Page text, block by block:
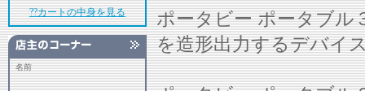
??カートの中身を見る
名前
ポータビー ポータブル
を造形出力するデバイ